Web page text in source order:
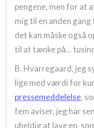
pengene, men for at
mig til en anden
det kan måske også
til at tænke på...
B. Hvarregaard, jeg
lige med værdi for
pressemeddelelse,
fem aviser, jeg har
uheldig at lave en,
Bruge præcise
placeringsoplysninger
Identificere enheder
anmodede oplysninger
Nødvendig
Funktionel